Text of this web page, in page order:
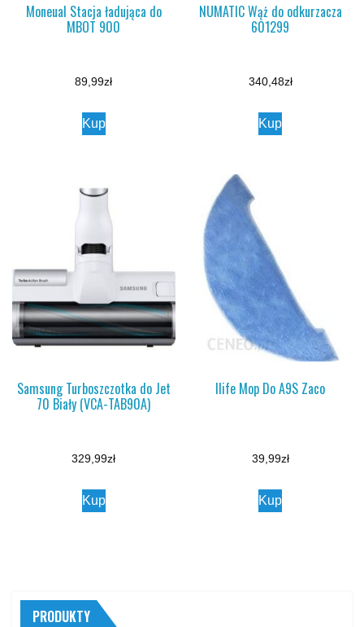
Moneual Stacja ładująca do
MBOT 900
89,99zł
Kup
NUMATIC Wąż do odkurzacza
601299
340,48zł
Kup
Samsung Turboszczotka do Jet
70 Biały (VCA-TAB90A)
329,99zł
Kup
Ilife Mop Do A9S Zaco
39,99zł
Kup
PRODUKTY